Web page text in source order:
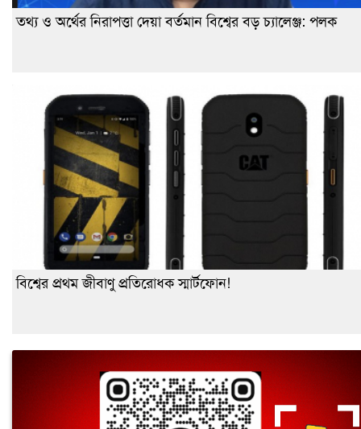
তথ্য ও অর্থের নিরাপত্তা দেয়া বর্তমান বিশ্বের বড় চ্যালেঞ্জ: পলক
বিশ্বের প্রথম জীবাণু প্রতিরোধক স্মার্টফোন!